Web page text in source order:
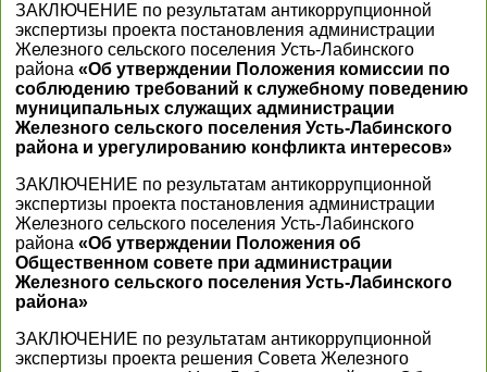
ЗАКЛЮЧЕНИЕ по результатам антикоррупционной
экспертизы проекта постановления администрации
Железного сельского поселения Усть-Лабинского
района «Об утверждении Положения комиссии по
соблюдению требований к служебному поведению
муниципальных служащих администрации
Железного сельского поселения Усть-Лабинского
района и урегулированию конфликта интересов»
ЗАКЛЮЧЕНИЕ по результатам антикоррупционной
экспертизы проекта постановления администрации
Железного сельского поселения Усть-Лабинского
района «Об утверждении Положения об
Общественном совете при администрации
Железного сельского поселения Усть-Лабинского
района»
ЗАКЛЮЧЕНИЕ по результатам антикоррупционной
экспертизы проекта решения Совета Железного